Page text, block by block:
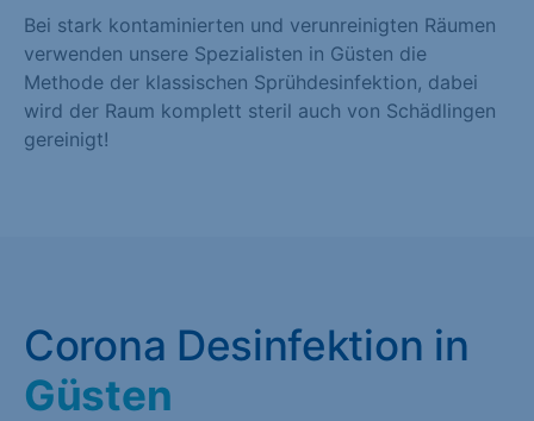
Bei stark kontaminierten und verunreinigten Räumen
verwenden unsere Spezialisten in Güsten die
Methode der klassischen Sprühdesinfektion, dabei
wird der Raum komplett steril auch von Schädlingen
gereinigt!
Corona Desinfektion in
Güsten